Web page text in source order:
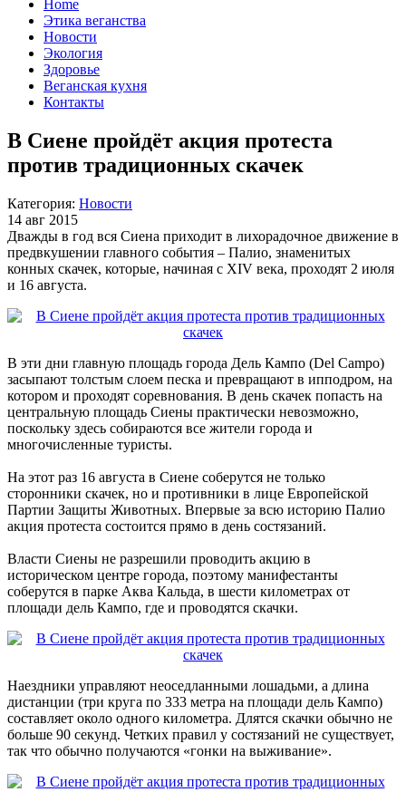
Home
Этика веганства
Новости
Экология
Здоровье
Веганская кухня
Контакты
В Сиене пройдёт акция протеста
против традиционных скачек
Категория: Новости
14 авг 2015
Дважды в год вся Сиена приходит в лихорадочное движение в
предвкушении главного события – Палио, знаменитых
конных скачек, которые, начиная с ХIV века, проходят 2 июля
и 16 августа.
В эти дни главную площадь города Дель Кампо (Del Campo)
засыпают толстым слоем песка и превращают в ипподром, на
котором и проходят соревнования. В день скачек попасть на
центральную площадь Сиены практически невозможно,
поскольку здесь собираются все жители города и
многочисленные туристы.
На этот раз 16 августа в Сиене соберутся не только
сторонники скачек, но и противники в лице Европейской
Партии Защиты Животных. Впервые за всю историю Палио
акция протеста состоится прямо в день состязаний.
Власти Сиены не разрешили проводить акцию в
историческом центре города, поэтому манифестанты
соберутся в парке Аква Кальда, в шести километрах от
площади дель Кампо, где и проводятся скачки.
Наездники управляют неоседланными лошадьми, а длина
дистанции (три круга по 333 метра на площади дель Кампо)
составляет около одного километра. Длятся скачки обычно не
больше 90 секунд. Четких правил у состязаний не существует,
так что обычно получаются «гонки на выживание».